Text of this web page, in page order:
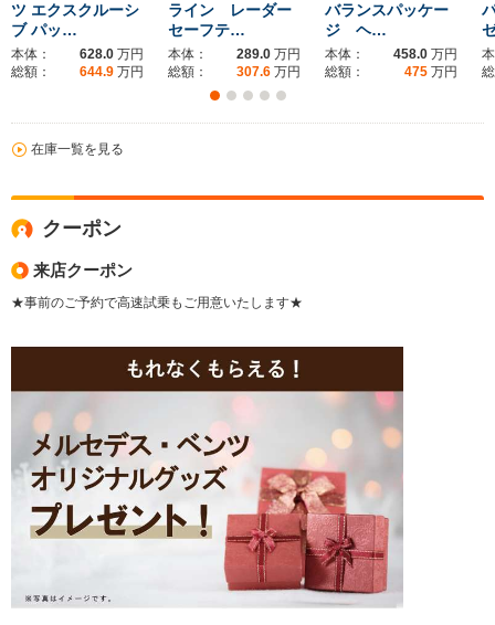
ツ エクスクルーシ
ブ パッ…
本体： 628.0 万円
総額：
644.9 万円
ライン レーダー
セーフテ…
本体： 289.0 万円
総額：
307.6 万円
バランスパッケー
ジ ヘ…
本体： 458.0 万円
総額：
475 万円
在庫一覧を見る
クーポン
来店クーポン
★事前のご予約で高速試乗もご用意いたします★